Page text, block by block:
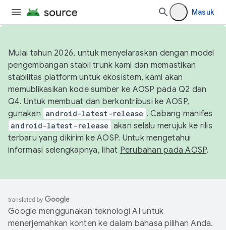
Masuk
Mulai tahun 2026, untuk menyelaraskan dengan model
pengembangan stabil trunk kami dan memastikan
stabilitas platform untuk ekosistem, kami akan
memublikasikan kode sumber ke AOSP pada Q2 dan
Q4. Untuk membuat dan berkontribusi ke AOSP,
gunakan android-latest-release . Cabang manifes
android-latest-release akan selalu merujuk ke rilis
terbaru yang dikirim ke AOSP. Untuk mengetahui
informasi selengkapnya, lihat Perubahan pada AOSP.
Google menggunakan teknologi AI untuk
menerjemahkan konten ke dalam bahasa pilihan Anda.